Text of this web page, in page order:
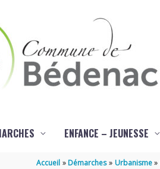
ENFANCE – JEUNESSE
Accueil Démarches Urbanisme